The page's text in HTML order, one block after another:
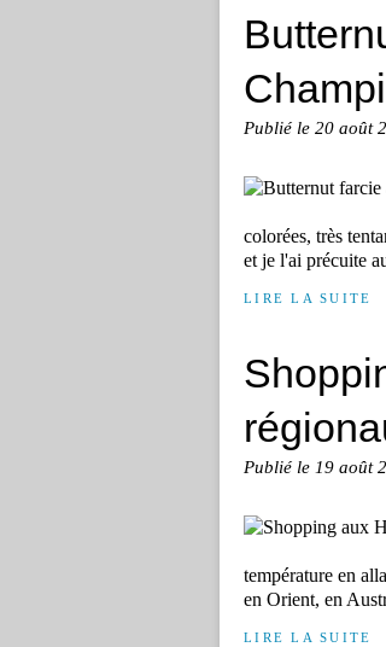
Publié le 20 août
colorées, très
et je l'ai précuite
LIRE LA SUITE
Publié le 19 août
température en
en Orient, en
LIRE LA SUITE